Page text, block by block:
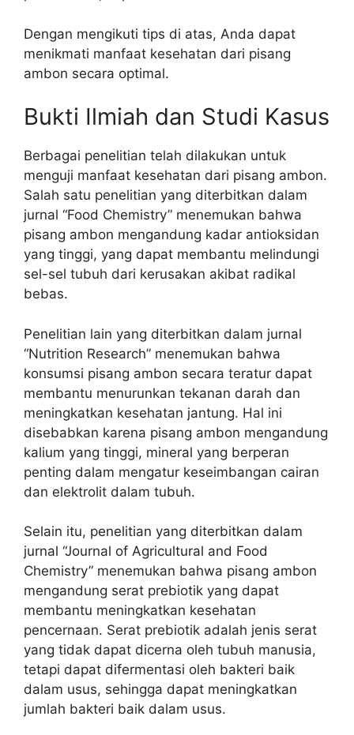
Dengan mengikuti tips di atas, Anda dapat
menikmati manfaat kesehatan dari pisang
ambon secara optimal.
Bukti Ilmiah dan Studi Kasus
Berbagai penelitian telah dilakukan untuk
menguji manfaat kesehatan dari pisang ambon.
Salah satu penelitian yang diterbitkan dalam
jurnal “Food Chemistry” menemukan bahwa
pisang ambon mengandung kadar antioksidan
yang tinggi, yang dapat membantu melindungi
sel-sel tubuh dari kerusakan akibat radikal
bebas.
Penelitian lain yang diterbitkan dalam jurnal
“Nutrition Research” menemukan bahwa
konsumsi pisang ambon secara teratur dapat
membantu menurunkan tekanan darah dan
meningkatkan kesehatan jantung. Hal ini
disebabkan karena pisang ambon mengandung
kalium yang tinggi, mineral yang berperan
penting dalam mengatur keseimbangan cairan
dan elektrolit dalam tubuh.
Selain itu, penelitian yang diterbitkan dalam
jurnal “Journal of Agricultural and Food
Chemistry” menemukan bahwa pisang ambon
mengandung serat prebiotik yang dapat
membantu meningkatkan kesehatan
pencernaan. Serat prebiotik adalah jenis serat
yang tidak dapat dicerna oleh tubuh manusia,
tetapi dapat difermentasi oleh bakteri baik
dalam usus, sehingga dapat meningkatkan
jumlah bakteri baik dalam usus.